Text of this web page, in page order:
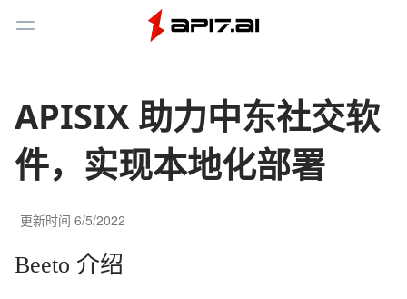
Toggle Menu
APISIX 助力中东社交软
件，实现本地化部署
更新时间 6/5/2022
Beeto 介绍